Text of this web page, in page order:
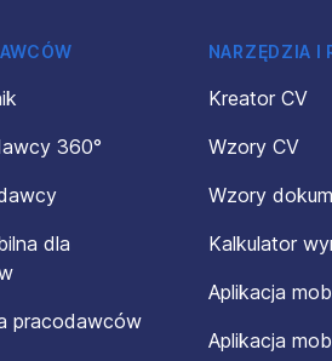
360°
dla
pracodawców
NARZĘDZIA I
Kreator CV
Wzory CV
Wzory
Kalkulator
Aplikacja
Aplikacja